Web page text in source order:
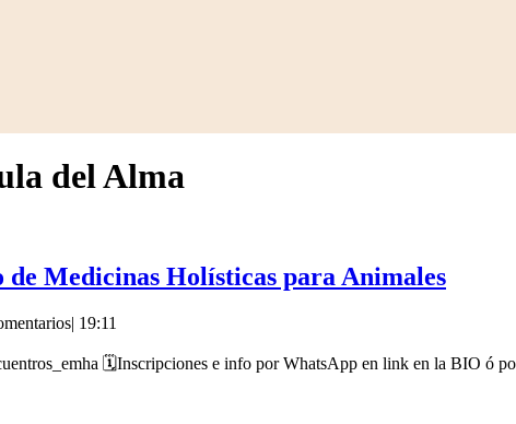
del Alma
de Medicinas Holísticas para Animales
| 19:11
🗓️Inscripciones e info por WhatsApp en link en la BIO ó